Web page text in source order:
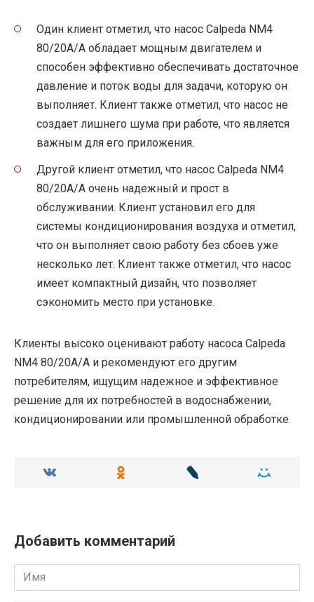
Один клиент отметил, что насос Calpeda NM4
80/20A/A обладает мощным двигателем и
способен эффективно обеспечивать достаточное
давление и поток воды для задачи, которую он
выполняет. Клиент также отметил, что насос не
создает лишнего шума при работе, что является
важным для его приложения.
Другой клиент отметил, что насос Calpeda NM4
80/20A/A очень надежный и прост в
обслуживании. Клиент установил его для
системы кондиционирования воздуха и отметил,
что он выполняет свою работу без сбоев уже
несколько лет. Клиент также отметил, что насос
имеет компактный дизайн, что позволяет
сэкономить место при установке.
Клиенты высоко оценивают работу насоса Calpeda
NM4 80/20A/A и рекомендуют его другим
потребителям, ищущим надежное и эффективное
решение для их потребностей в водоснабжении,
кондиционировании или промышленной обработке.
Добавить комментарий
Имя